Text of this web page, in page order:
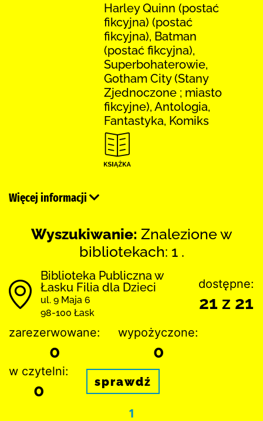
Harley Quinn (postać
fikcyjna) (postać
fikcyjna), Batman
(postać fikcyjna),
Superbohaterowie,
Gotham City (Stany
Zjednoczone ; miasto
fikcyjne), Antologia,
Fantastyka, Komiks
Więcej informacji
Wyszukiwanie: Znalezione w
bibliotekach: 1 .
Biblioteka Publiczna w
Łasku Filia dla Dzieci
ul. 9 Maja 6
98-100 Łask
dostępne:
21 z 21
zarezerwowane:
0
wypożyczone:
0
w czytelni:
0 sprawdź
1